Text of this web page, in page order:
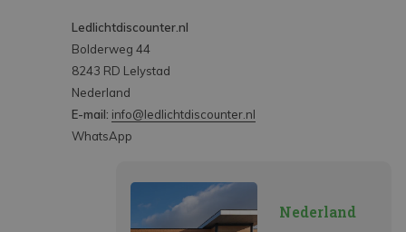
Ledlichtdiscounter.nl
Bolderweg 44
8243 RD Lelystad
Nederland
E-mail: info@ledlichtdiscounter.nl
WhatsApp
Nederland